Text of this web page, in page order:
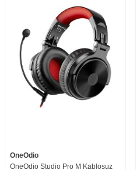
OneOdio
OneOdio Studio Pro M Kablosuz